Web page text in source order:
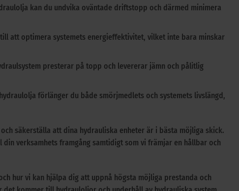
kan du undvika oväntade driftstopp och därmed minimera
att optimera systemets energieffektivitet, vilket inte bara minskar
presterar på topp och levererar jämn och pålitlig
förlänger du både smörjmedlets och systemets livslängd,
säkerställa att dina hydrauliska enheter är i bästa möjliga skick.
verksamhets framgång samtidigt som vi främjar en hållbar och
hur vi kan hjälpa dig att uppnå högsta möjliga prestanda och